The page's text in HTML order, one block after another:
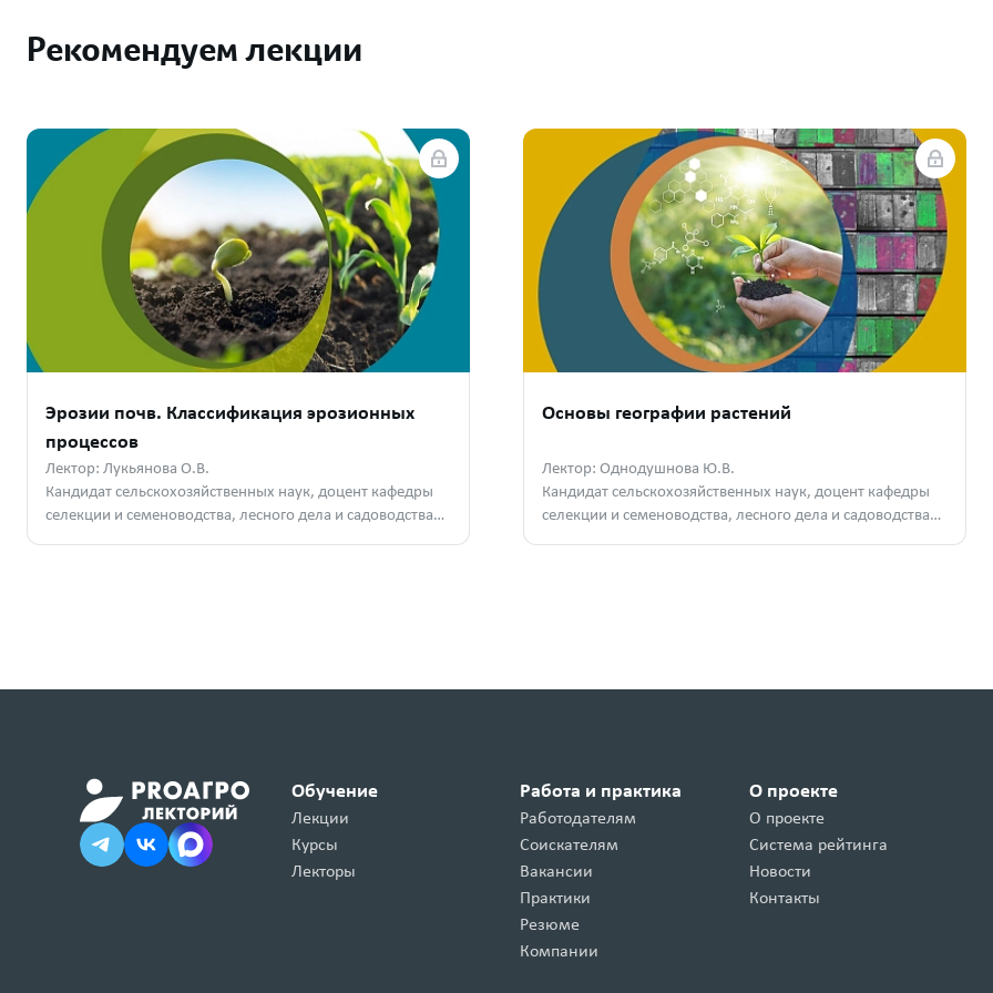
Рекомендуем лекции
Эрозии почв. Классификация эрозионных
процессов
Лектор: Лукьянова О.В.
Кандидат сельскохозяйственных наук, доцент кафедры
селекции и семеноводства, лесного дела и садоводства
Основы географии растений
Лектор: Однодушнова Ю.В.
Кандидат сельскохозяйственных наук, доцент кафедры
селекции и семеноводства, лесного дела и садоводства
Обучение
Лекции
Курсы
Лекторы
Работа и практика
Работодателям
Соискателям
Вакансии
Практики
Резюме
Компании
О проекте
О проекте
Система рейтинга
Новости
Контакты
Подробнее